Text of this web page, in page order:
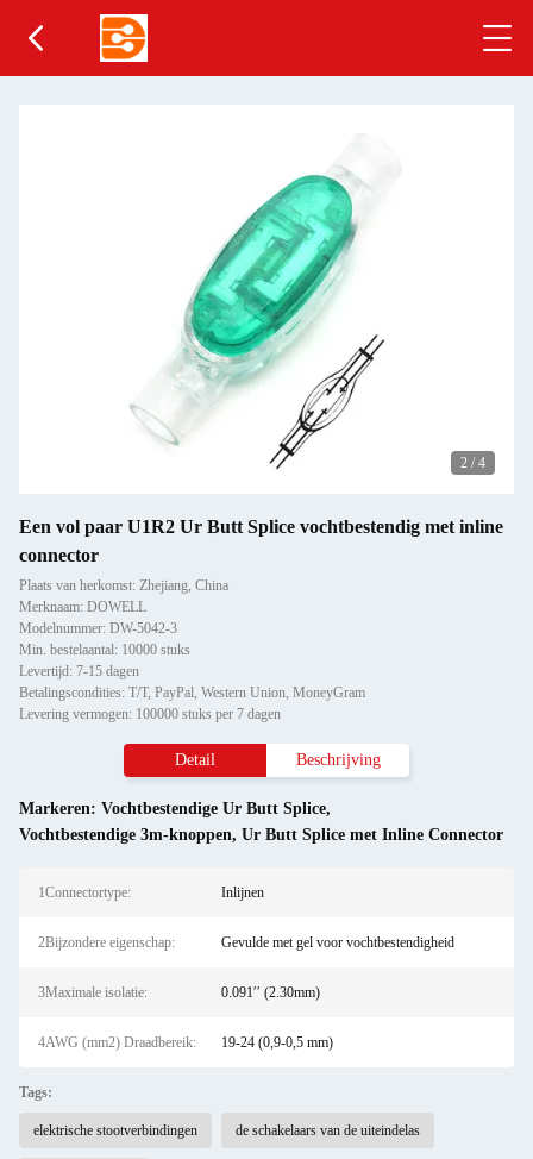
2 / 4
Een vol paar U1R2 Ur Butt Splice vochtbestendig met inline
connector
Plaats van herkomst: Zhejiang, China
Merknaam: DOWELL
Modelnummer: DW-5042-3
Min. bestelaantal: 10000 stuks
Levertijd: 7-15 dagen
Betalingscondities: T/T, PayPal, Western Union, MoneyGram
Levering vermogen: 100000 stuks per 7 dagen
Detail Beschrijving
Markeren: Vochtbestendige Ur Butt Splice,
Vochtbestendige 3m-knoppen, Ur Butt Splice met Inline Connector
1Connectortype: Inlijnen
2Bijzondere eigenschap: Gevulde met gel voor vochtbestendigheid
3Maximale isolatie: 0.091′′ (2.30mm)
4AWG (mm2) Draadbereik: 19-24 (0,9-0,5 mm)
Tags:
elektrische stootverbindingen de schakelaars van de uiteindelas